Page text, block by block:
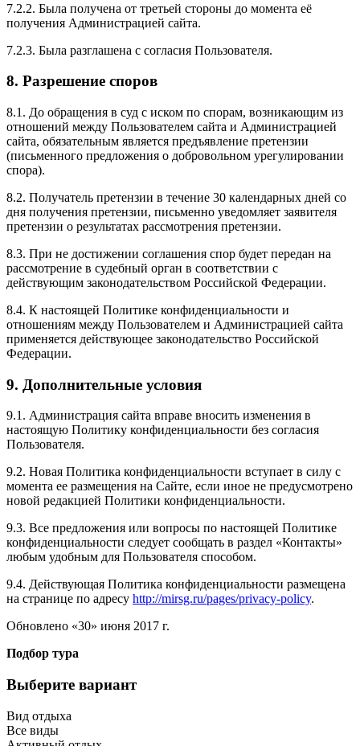
7.2.2. Была получена от третьей стороны до момента её
получения Администрацией сайта.
7.2.3. Была разглашена с согласия Пользователя.
8. Разрешение споров
8.1. До обращения в суд с иском по спорам, возникающим из
отношений между Пользователем сайта и Администрацией
сайта, обязательным является предъявление претензии
(письменного предложения о добровольном урегулировании
спора).
8.2. Получатель претензии в течение 30 календарных дней со
дня получения претензии, письменно уведомляет заявителя
претензии о результатах рассмотрения претензии.
8.3. При не достижении соглашения спор будет передан на
рассмотрение в судебный орган в соответствии с
действующим законодательством Российской Федерации.
8.4. К настоящей Политике конфиденциальности и
отношениям между Пользователем и Администрацией сайта
применяется действующее законодательство Российской
Федерации.
9. Дополнительные условия
9.1. Администрация сайта вправе вносить изменения в
настоящую Политику конфиденциальности без согласия
Пользователя.
9.2. Новая Политика конфиденциальности вступает в силу с
момента ее размещения на Сайте, если иное не предусмотрено
новой редакцией Политики конфиденциальности.
9.3. Все предложения или вопросы по настоящей Политике
конфиденциальности следует сообщать в раздел «Контакты»
любым удобным для Пользователя способом.
9.4. Действующая Политика конфиденциальности размещена
на странице по адресу http://mirsg.ru/pages/privacy-policy.
Обновлено «30» июня 2017 г.
Подбор тура
Выберите вариант
Вид отдыха
Все виды